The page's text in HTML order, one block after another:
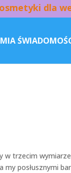
dla
w trzecim
posłusznymi